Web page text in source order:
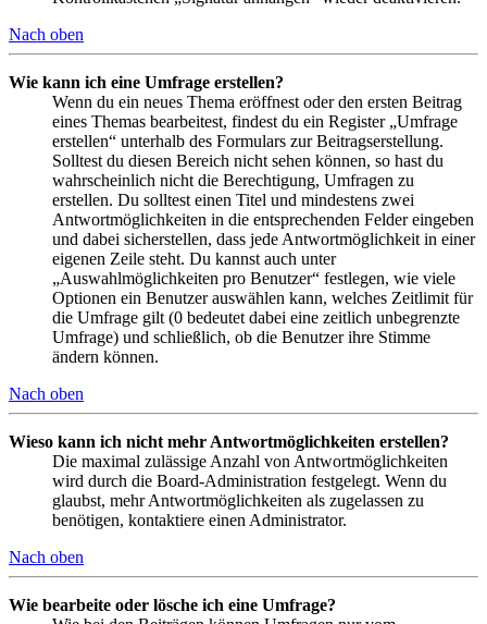
Nach oben
Wie kann ich eine Umfrage erstellen?
Wenn du ein neues Thema eröffnest oder den ersten Beitrag
eines Themas bearbeitest, findest du ein Register „Umfrage
erstellen“ unterhalb des Formulars zur Beitragserstellung.
Solltest du diesen Bereich nicht sehen können, so hast du
wahrscheinlich nicht die Berechtigung, Umfragen zu
erstellen. Du solltest einen Titel und mindestens zwei
Antwortmöglichkeiten in die entsprechenden Felder eingeben
und dabei sicherstellen, dass jede Antwortmöglichkeit in einer
eigenen Zeile steht. Du kannst auch unter
„Auswahlmöglichkeiten pro Benutzer“ festlegen, wie viele
Optionen ein Benutzer auswählen kann, welches Zeitlimit für
die Umfrage gilt (0 bedeutet dabei eine zeitlich unbegrenzte
Umfrage) und schließlich, ob die Benutzer ihre Stimme
ändern können.
Nach oben
Wieso kann ich nicht mehr Antwortmöglichkeiten erstellen?
Die maximal zulässige Anzahl von Antwortmöglichkeiten
wird durch die Board-Administration festgelegt. Wenn du
glaubst, mehr Antwortmöglichkeiten als zugelassen zu
benötigen, kontaktiere einen Administrator.
Nach oben
Wie bearbeite oder lösche ich eine Umfrage?